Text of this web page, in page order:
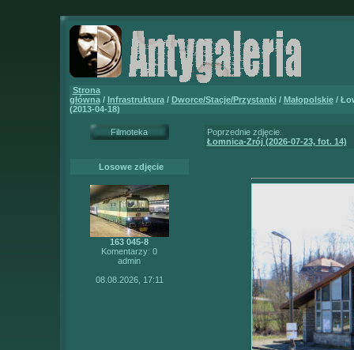
Strona
główna/ Infrastruktura/ Dworce/Stacje/Przystanki/ Małopolskie/
(2013-04-18)
Filmoteka
Losowe zdjęcie
163 045-8
Komentarzy: 0
admin
08.08.2026, 17:11
Poprzednie zdjęcie:
Łomnica-Zrój (2026-07-23, fot. 14)